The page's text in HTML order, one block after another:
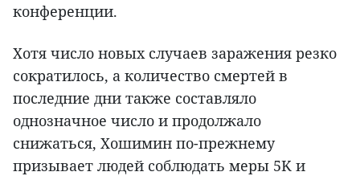
конференции.
Хотя число новых случаев заражения резко
сократилось, а количество смертей в
последние дни также составляло
однозначное число и продолжало
снижаться, Хошимин по-прежнему
призывает людей соблюдать меры 5K и